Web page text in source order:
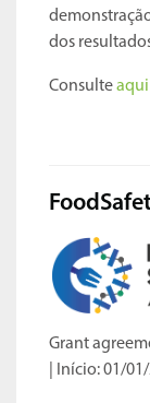
dos
Consulteaqui
Grant
| Início: 01/